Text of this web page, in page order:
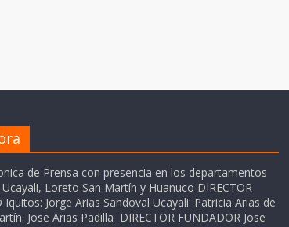
de Prensa con presencia en los departamentos
Loreto San Martín y Huanuco DIRECTOR
Iquitos: Jorge Arias Sandoval Ucayali: Patricia Arias de
Jose Arias Padilla DIRECTOR FUNDADOR Jose